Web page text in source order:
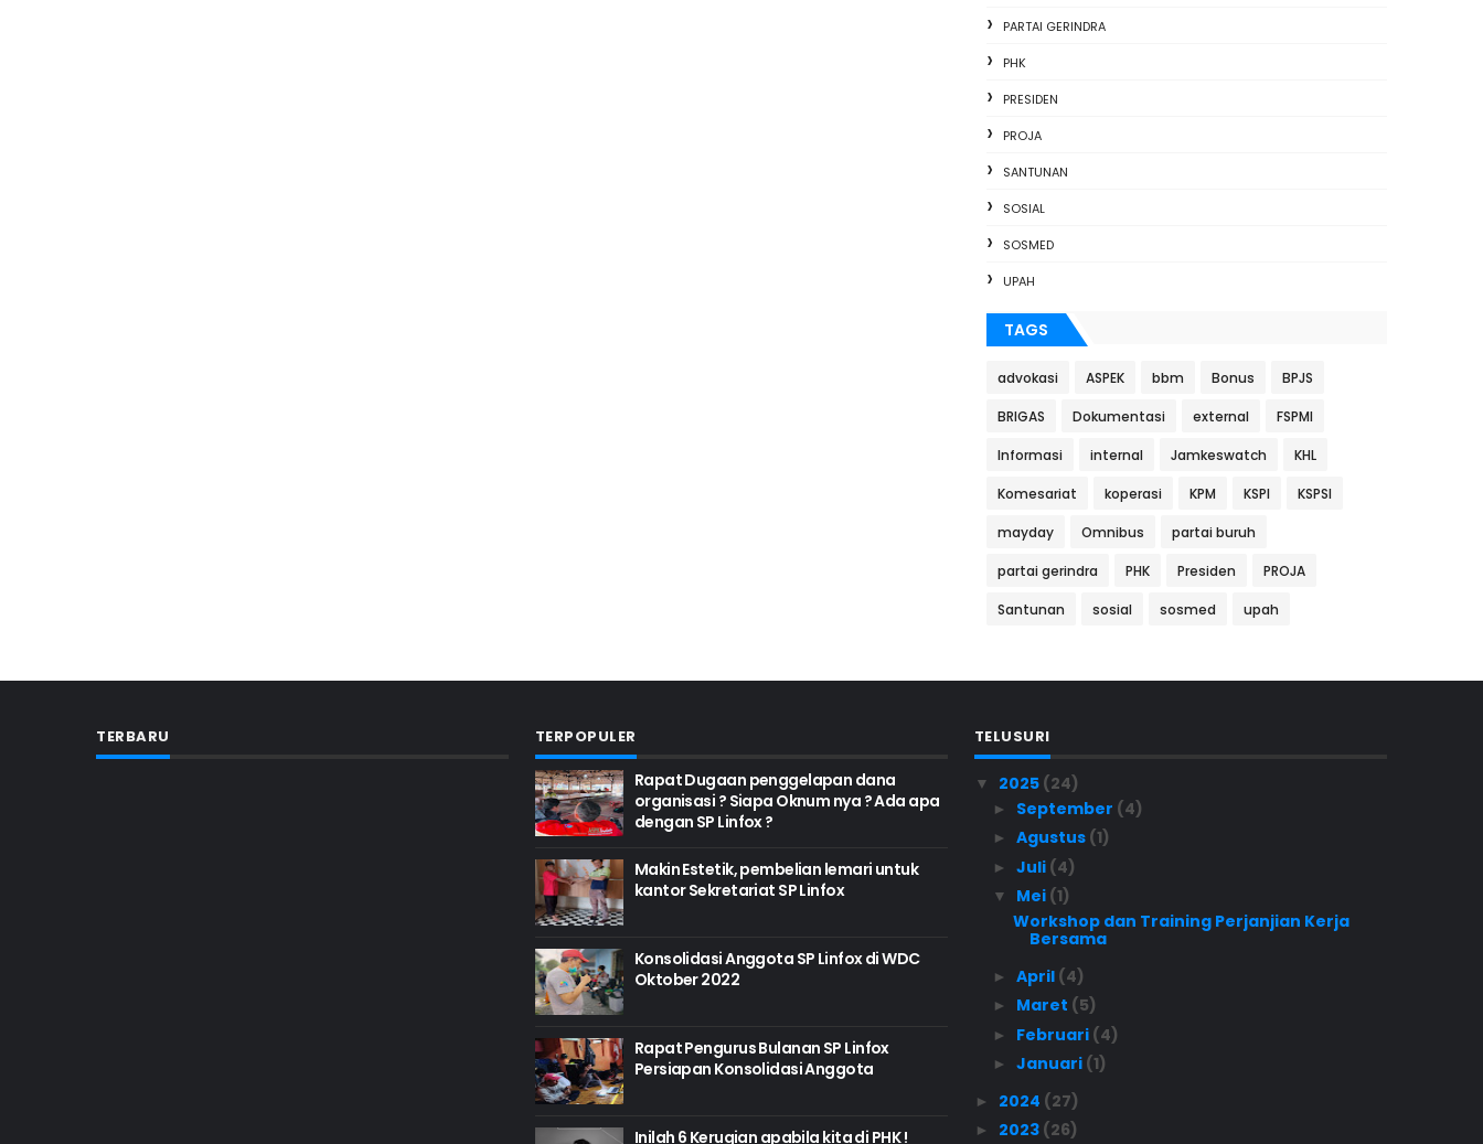
PARTAI GERINDRA
PHK
PRESIDEN
PROJA
SANTUNAN
SOSIAL
SOSMED
UPAH
TAGS
advokasi ASPEK bbm Bonus BPJS
BRIGAS Dokumentasi external FSPMI
Informasi internal Jamkeswatch KHL
Komesariat koperasi KPM KSPI KSPSI
mayday Omnibus partai buruh
partai gerindra PHK Presiden PROJA
Santunan sosial sosmed upah
TERBARU TERPOPULER
Rapat Dugaan penggelapan dana
organisasi ? Siapa Oknum nya ? Ada apa
dengan SP Linfox ?
Makin Estetik, pembelian lemari untuk
kantor Sekretariat SP Linfox
Konsolidasi Anggota SP Linfox di WDC
Oktober 2022
Rapat Pengurus Bulanan SP Linfox
Persiapan Konsolidasi Anggota
Inilah 6 Kerugian apabila kita di PHK !
TELUSURI
▼ 2025 (24)
► September (4)
►Agustus (1)
►Juli (4)
▼ Mei (1)
Workshop dan Training Perjanjian Kerja
Bersama
►April (4)
► Maret (5)
► Februari (4)
►Januari (1)
► 2024 (27)
► 2023 (26)